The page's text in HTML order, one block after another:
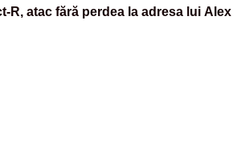
R, atac fără perdea la adresa lui Alex